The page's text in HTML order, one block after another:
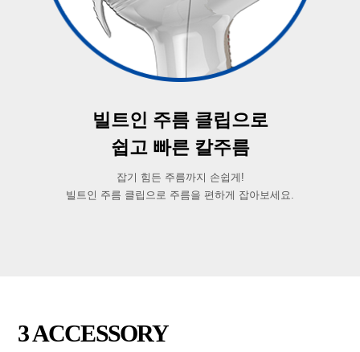
빌트인 주름 클립으로
쉽고 빠른 칼주름
잡기 힘든 주름까지 손쉽게!
빌트인 주름 클립으로 주름을 편하게 잡아보세요.
3 ACCESSORY